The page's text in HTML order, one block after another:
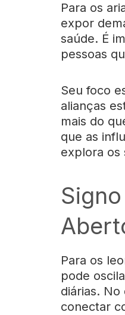
Para os
expor
saúde. É
pessoas
Seu foco
alianças
mais do
que as
explora os
Signo
Para os
pode
diárias.
conectar